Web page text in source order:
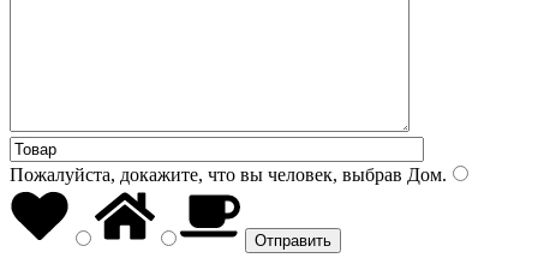
Пожалуйста, докажите, что вы человек, выбрав Дом.